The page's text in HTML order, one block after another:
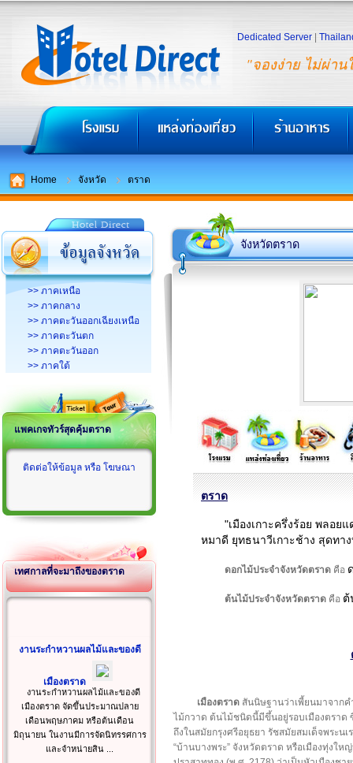
"จองง่าย ไม่ผ่าน
Dedicated Server
Home จังหวัด ตราด
>> ภาคเหนือ
>> ภาคกลาง
>> ภาคตะวันออกเฉียงเหนือ
>> ภาคตะวันตก
>> ภาคตะวันออก
>> ภาคใต้
แพคเกจทัวร์สุดคุ้มตราด
ติดต่อให้ข้อมูล หรือ โฆษณา
เทศกาลที่จะมาถึงของตราด
งานระกำหวานผลไม้และของดี
เมืองตราด
งานระกำหวานผลไม้และของดี
เมืองตราด จัดขึ้นประมาณปลาย
เดือนพฤษภาคม หรือต้นเดือน
มิถุนายน ในงานมีการจัดนิทรรศการ
และจำหน่ายสิน ...
จังหวัดตราด
ตราด
"เมืองเกาะครึ่งร้อย พลอ
หมาดี ยุทธนาวีเกาะช้าง สุดทา
ดอกไม้ประจำจังหวัดตราด คือ
ต้นไม้ประจำจังหวัดตราด คือ ต้
เมืองตราด สันนิษฐานว่าเพี้ยนมาจาก
ไม้กวาด ต้นไม้ชนิดนี้มีขึ้นอยู่รอบเมืองตรา
ถึงในสมัยกรุงศรีอยุธยา รัชสมัยสมเด็จพระ
“บ้านบางพระ” จังหวัดตราด หรือเมืองทุ่งให